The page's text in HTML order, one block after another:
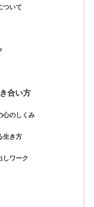
ついて
合い方
のしくみ
生き方
ワーク